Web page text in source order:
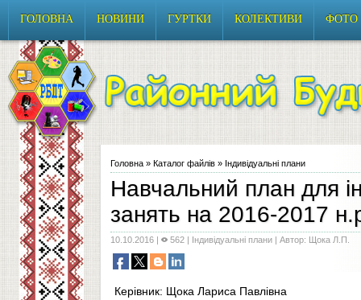
ГОЛОВНА НОВИНИ ГУРТКИ КОЛЕКТИВИ ФОТО
Головна » Каталог файлів » Індивідуальні плани
Навчальний план для
занять на 2016-2017
10.10.2016 | 562 | Індивідуальні плани | Автор: Щока Л.П.
Керівник: Щока Лариса Павлівна